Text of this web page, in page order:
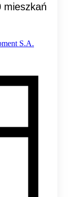
mieszkań
S.A.